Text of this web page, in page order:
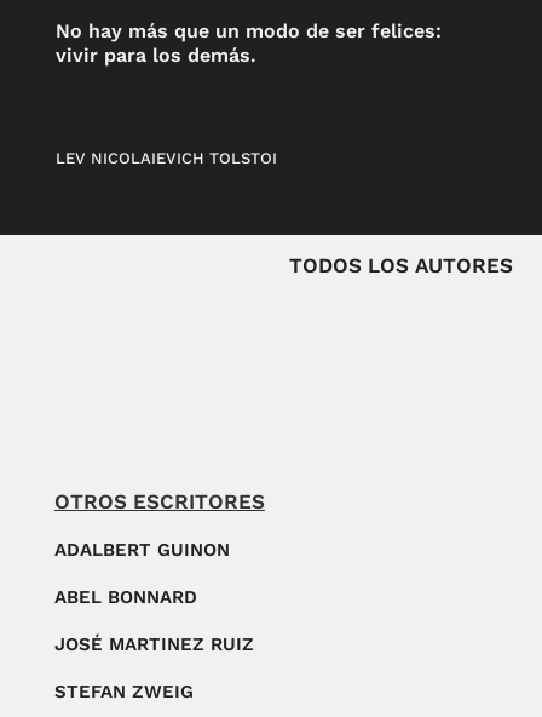
No hay más que un modo de ser felices:
vivir para los demás.
LEV NICOLAIEVICH TOLSTOI
TODOS LOS AUTORES
OTROS ESCRITORES
ADALBERT GUINON
ABEL BONNARD
JOSÉ MARTINEZ RUIZ
STEFAN ZWEIG